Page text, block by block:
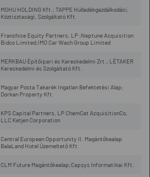
MOHU HOLDING Kft.; TAPPE Hulladékgazdálkodási,
Köztisztasági, Szolgáltató Kft.
Franchise Equity Partners, LP ;Neptune Acquisition
Bidco Limited;IMO Car Wash Group Limited
MERKBAU Építőipari és Kereskedelmi Zrt.; LÉTAKER
Kereskedelmi és Szolgáltató Kft.
Magyar Posta Takarék Ingatlan Befektetési Alap;
Dorkan Property Kft.
KPS Capital Partners, LP ChemCat AcquisitionCo,
LLC Ketjen Corporation
Central European Opportunity II. Magántőkealap
BalaLand Hotel Üzemeltető Kft.
CLM Future Magántőkealap;Capsys Informatikai Kft.